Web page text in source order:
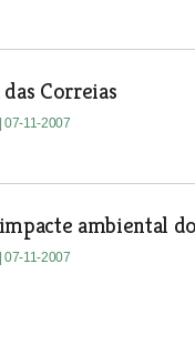
Correias
| 07-11-2007
ambiental
| 07-11-2007